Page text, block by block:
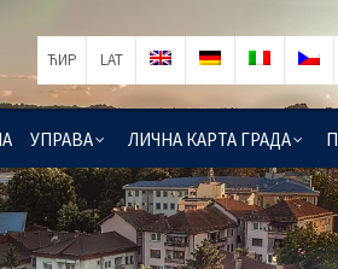
УПРАВА ЛИЧНА КАРТА ГРАДА
ЋИР LAT